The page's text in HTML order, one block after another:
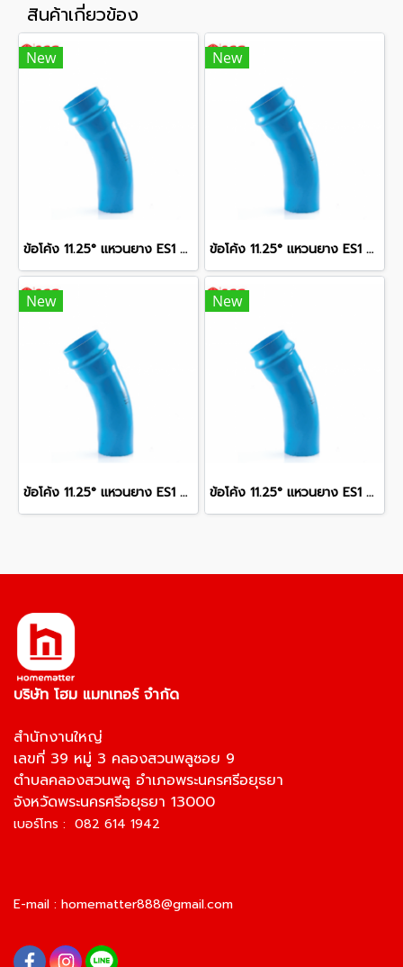
สินค้าเกี่ยวข้อง
New
ข้อโค้ง 11.25° แหวนยาง ES1 SCG ขนาด 250 มม. (10 นิ้ว ) ชั้น 13.5
New
ข้อโค้ง 11.25° แหวนยาง ES1 SCG ขนาด 350 มม. (14 นิ้ว ) ชั้น 13.5
New
ข้อโค้ง 11.25° แหวนยาง ES1 SCG ขนาด 300 มม. (12 นิ้ว ) ชั้น 13.5
New
ข้อโค้ง 11.25° แหวนยาง ES1 SCG ขนาด 400 มม. (16 นิ้ว ) ชั้น 13.5
บริษัท โฮม แมทเทอร์ จำกัด
สำนักงานใหญ่
เลขที่ 39 หมู่ 3 คลองสวนพลูซอย 9
ตำบลคลองสวนพลู อำเภอพระนครศรีอยุธยา
จังหวัดพระนครศรีอยุธยา 13000
เบอร์โทร : 082 614 1942
E-mail : homematter888@gmail.com